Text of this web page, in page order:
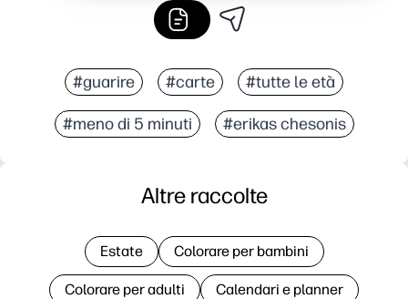
#guarire #carte #tutte le età
#meno di 5 minuti #erikas chesonis
Altre raccolte
Estate Colorare per bambini
Colorare per adulti Calendari e planner